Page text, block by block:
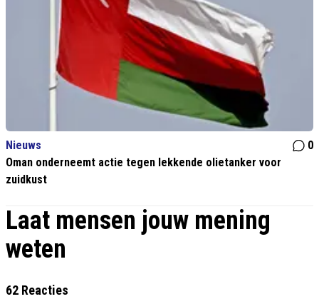
Nieuws
0
Oman onderneemt actie tegen lekkende olietanker voor
zuidkust
Laat mensen jouw mening
weten
62 Reacties